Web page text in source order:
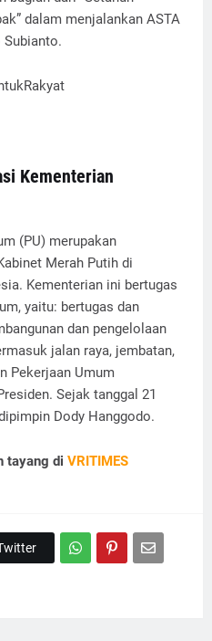
dalam menjalankan ASTA
Subianto.
Kementerian
(PU) merupakan
Merah Putih di
Kementerian ini bertugas
yaitu: bertugas dan
dan pengelolaan
jalan raya, jembatan,
Pekerjaan Umum
Sejak tanggal 21
Dody Hanggodo.
tayang di VRITIMES